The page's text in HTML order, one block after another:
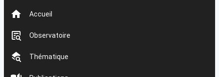
Accueil
Observatoire
Thématique